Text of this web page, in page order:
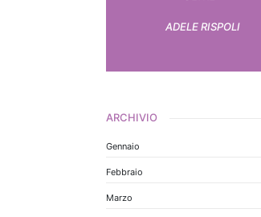
ADELE RISPOLI
ARCHIVIO
Gennaio
Febbraio
Marzo